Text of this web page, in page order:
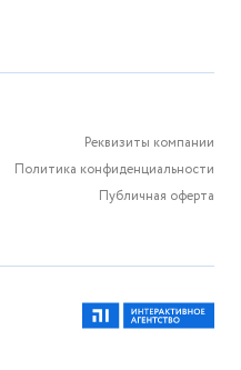
Реквизиты компании
Политика конфиденциальности
Публичная оферта